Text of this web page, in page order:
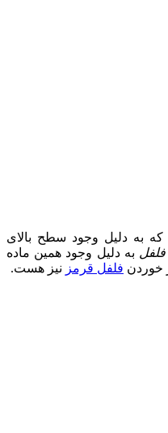
به دلیل وجود سطح بالای
فلفل به دلیل وجود همین ماده
خوردن فلفل قرمز نیز هست.